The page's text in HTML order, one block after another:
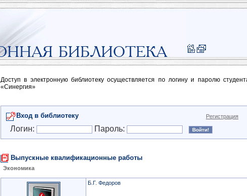
Доступ в электронную библиотеку осуществляется по логину и паролю
«Синергия»
Вход в библиотеку Регистрация
Логин: Пароль:
Выпускные квалификационные работы
Экономика
Б.Г. Федоров